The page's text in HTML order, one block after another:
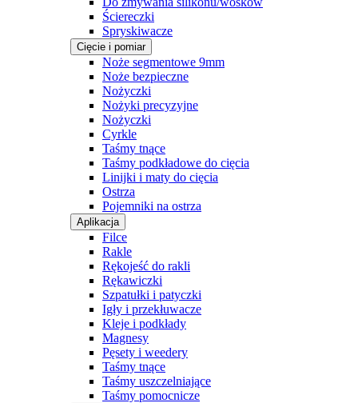
Ściereczki
Spryskiwacze
Cięcie i pomiar
Noże segmentowe 9mm
Noże bezpieczne
Nożyczki
Nożyki precyzyjne
Nożyczki
Cyrkle
Taśmy tnące
Taśmy podkładowe do cięcia
Linijki i maty do cięcia
Ostrza
Pojemniki na ostrza
Aplikacja
Filce
Rakle
Rękojeść do rakli
Rękawiczki
Szpatułki i patyczki
Igły i przekłuwacze
Kleje i podkłady
Magnesy
Pęsety i weedery
Taśmy tnące
Taśmy uszczelniające
Taśmy pomocnicze